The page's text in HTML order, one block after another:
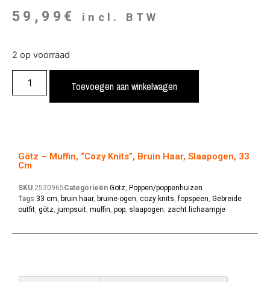
59,99 € incl. BTW
2 op voorraad
Toevoegen aan winkelwagen
Götz – Muffin, “Cozy Knits”, Bruin Haar, Slaapogen, 33
Cm
SKU 2520965Categorieën Götz, Poppen/poppenhuizen
Tags 33 cm, bruin haar, bruine-ogen, cozy knits,fopspeen, Gebreide
outfit, götz, jumpsuit, muffin, pop, slaapogen, zacht lichaampje